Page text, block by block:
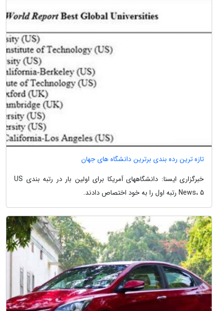
تازه ترین رده بندی برترین دانشگاه های جهان
خبرگزاری ایسنا: دانشگاههای آمریکا برای اولین بار در رتبه بندی US
News، 5 رتبه اول را به خود اختصاص دادند.